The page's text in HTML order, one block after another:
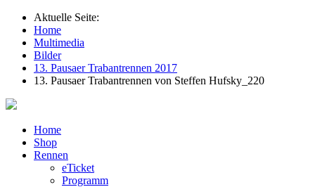
Aktuelle Seite:
Home
Multimedia
Bilder
13. Pausaer Trabantrennen 2017
13. Pausaer Trabantrennen von Steffen Hufsky_220
Home
Shop
Rennen
eTicket
Programm